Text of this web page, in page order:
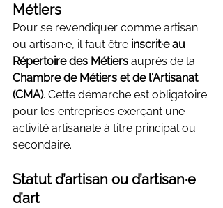
Métiers
Pour se revendiquer comme artisan
ou artisan·e, il faut être inscrit·e au
Répertoire des Métiers auprès de la
Chambre de Métiers et de l'Artisanat
(CMA). Cette démarche est obligatoire
pour les entreprises exerçant une
activité artisanale à titre principal ou
secondaire.
Statut d’artisan ou d’artisan·e
d’art